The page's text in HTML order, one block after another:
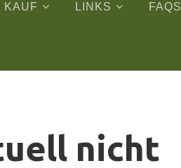
KAUF LINKS FAQS
nicht